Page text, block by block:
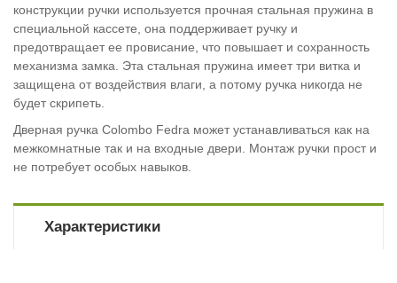
конструкции ручки используется прочная стальная пружина в
специальной кассете, она поддерживает ручку и
предотвращает ее провисание, что повышает и сохранность
механизма замка. Эта стальная пружина имеет три витка и
защищена от воздействия влаги, а потому ручка никогда не
будет скрипеть.
Дверная ручка Colombo Fedra может устанавливаться как на
межкомнатные так и на входные двери. Монтаж ручки прост и
не потребует особых навыков.
Характеристики